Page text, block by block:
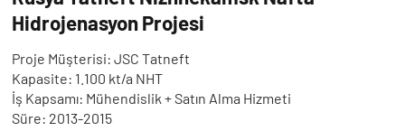
Hidrojenasyon Projesi
Proje Müşterisi: JSC Tatneft
Kapasite: 1.100 kt/a NHT
İş Kapsamı: Mühendislik + Satın Alma Hizmeti
Süre: 2013-2015